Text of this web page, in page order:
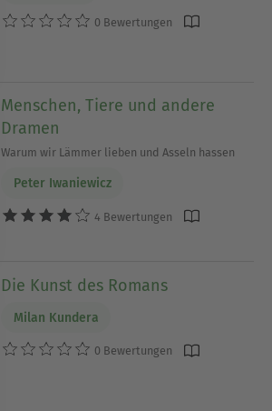
0 Bewertungen
Menschen, Tiere und andere
Dramen
Warum wir Lämmer lieben und Asseln hassen
Peter Iwaniewicz
4 Bewertungen
Die Kunst des Romans
Milan Kundera
0 Bewertungen